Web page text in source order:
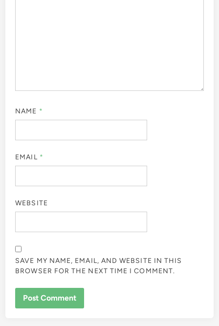
NAME *
EMAIL *
WEBSITE
SAVE MY NAME, EMAIL, AND WEBSITE IN THIS
BROWSER FOR THE NEXT TIME I COMMENT.